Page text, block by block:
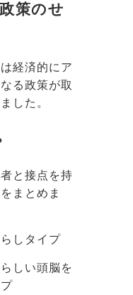
策のせ
経済的にア
る政策が取
した。
と接点を持
まとめま
しタイプ
しい頭脳を